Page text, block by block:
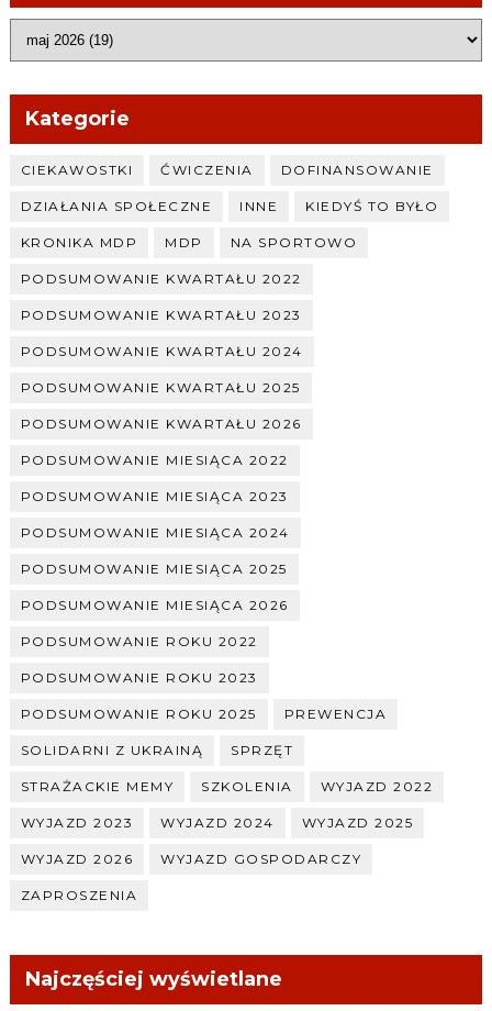
Kategorie
CIEKAWOSTKI ĆWICZENIA DOFINANSOWANIE
DZIAŁANIA SPOŁECZNE INNE KIEDYŚ TO BYŁO
KRONIKA MDP MDP NA SPORTOWO
PODSUMOWANIE KWARTAŁU 2022
PODSUMOWANIE KWARTAŁU 2023
PODSUMOWANIE KWARTAŁU 2024
PODSUMOWANIE KWARTAŁU 2025
PODSUMOWANIE KWARTAŁU 2026
PODSUMOWANIE MIESIĄCA 2022
PODSUMOWANIE MIESIĄCA 2023
PODSUMOWANIE MIESIĄCA 2024
PODSUMOWANIE MIESIĄCA 2025
PODSUMOWANIE MIESIĄCA 2026
PODSUMOWANIE ROKU 2022
PODSUMOWANIE ROKU 2023
PODSUMOWANIE ROKU 2025 PREWENCJA
SOLIDARNI Z UKRAINĄ SPRZĘT
STRAŻACKIE MEMY SZKOLENIA WYJAZD 2022
WYJAZD 2023 WYJAZD 2024 WYJAZD 2025
WYJAZD 2026 WYJAZD GOSPODARCZY
ZAPROSZENIA
Najczęściej wyświetlane